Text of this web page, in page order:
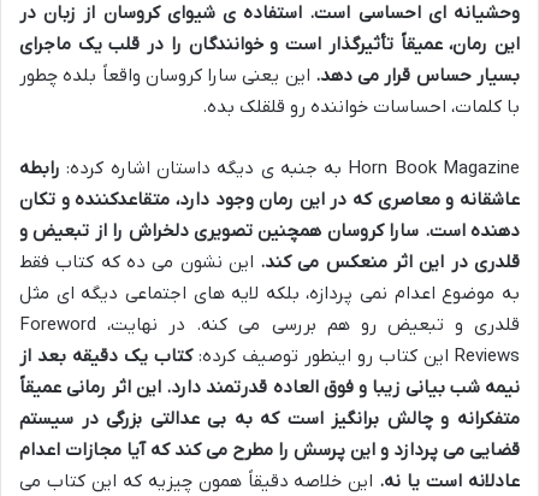
وحشیانه ای احساسی است. استفاده ی شیوای کروسان از زبان در
این رمان، عمیقاً تأثیرگذار است و خوانندگان را در قلب یک ماجرای
بسیار حساس قرار می دهد. این یعنی سارا کروسان واقعاً بلده چطور
با کلمات، احساسات خواننده رو قلقلک بده.
Horn Book Magazine به جنبه ی دیگه داستان اشاره کرده:
رابطه
عاشقانه و معاصری که در این رمان وجود دارد، متقاعدکننده و تکان
دهنده است. سارا کروسان همچنین تصویری دلخراش را از تبعیض و
قلدری در این اثر منعکس می کند. این نشون می ده که کتاب فقط
به موضوع اعدام نمی پردازه، بلکه لایه های اجتماعی دیگه ای مثل
قلدری و تبعیض رو هم بررسی می کنه. در نهایت، Foreword
Reviews این کتاب رو اینطور توصیف کرده:
کتاب یک دقیقه بعد از
نیمه شب بیانی زیبا و فوق العاده قدرتمند دارد. این اثر رمانی عمیقاً
متفکرانه و چالش برانگیز است که به بی عدالتی بزرگی در سیستم
قضایی می پردازد و این پرسش را مطرح می کند که آیا مجازات اعدام
عادلانه است یا نه. این خلاصه دقیقاً همون چیزیه که این کتاب می